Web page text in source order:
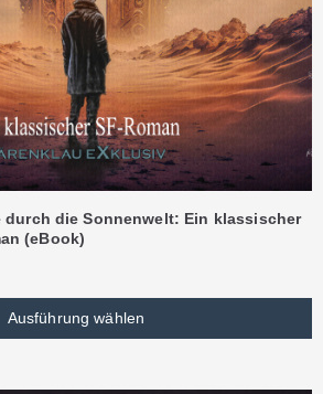
durch die Sonnenwelt: Ein klassischer
(eBook)
Ausführung wählen